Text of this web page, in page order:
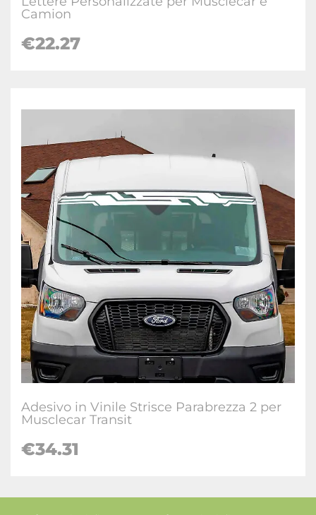
Camion
€22.27
Adesivo in Vinile Strisce Parabrezza 2 per
Musclecar Transit
€34.31